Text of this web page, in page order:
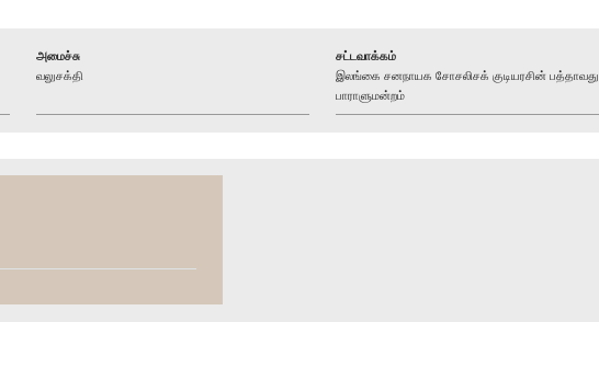
அமைச்சு
வலுசக்தி
சட்டவாக்கம்
இலங்கை சனநாயக சோசலிசக் குடியரசின் பத்தாவது
பாராளுமன்றம்